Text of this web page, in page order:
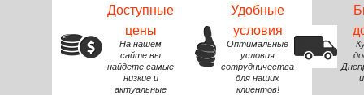
Доступные
цены
На нашем
сайте вы
найдете самые
низкие и
актуальные
Удобные
условия
Оптимальные
условия
сотрудничества
для наших
клиентов!